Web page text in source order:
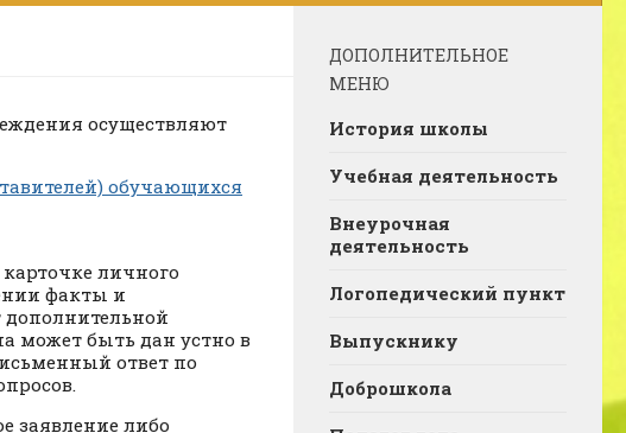
осуществляют
обучающихся
личного
факты и
может быть дан устно в
ответ по
заявление либо
ДОПОЛНИТЕЛЬНОЕ
МЕНЮ
История школы
Учебная деятельность
Внеурочная
деятельность
Логопедический пункт
Выпускнику
Доброшкола